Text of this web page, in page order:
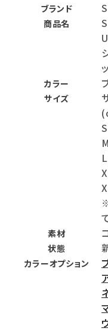
ブランド
商品名
カラー
サイズ
素材
状態
カラーオプション